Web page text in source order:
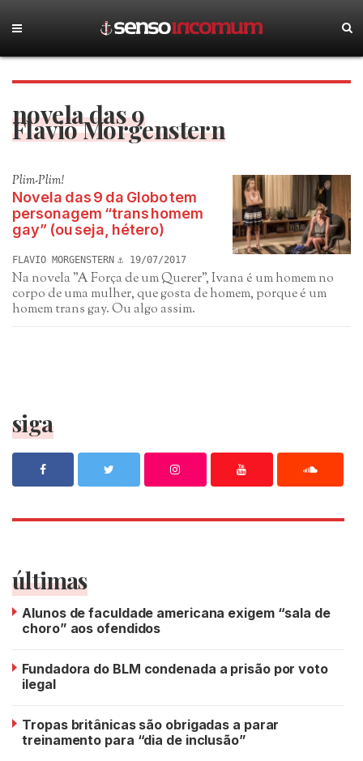
novela das 9
Flavio Morgenstern
Plim-Plim!
Novela das 9 da Globo tem
personagem “trans homem
gay” (ou seja, hétero)
FLAVIO MORGENSTERN 19/07/2017
Na novela "A Força de um Querer", Ivana é um homem no
corpo de uma mulher, que gosta de homem, porque é um
homem trans gay. Ou algo assim.
siga
últimas
Alunos de faculdade americana exigem “sala de
choro” aos ofendidos
Fundadora do BLM condenada a prisão por voto
ilegal
Tropas britânicas são obrigadas a parar
treinamento para “dia de inclusão”